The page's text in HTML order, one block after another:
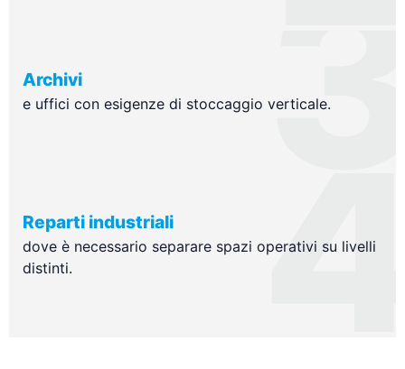
Archivi
e uffici con esigenze di stoccaggio verticale.
Reparti industriali
dove è necessario separare spazi operativi su livelli
distinti.